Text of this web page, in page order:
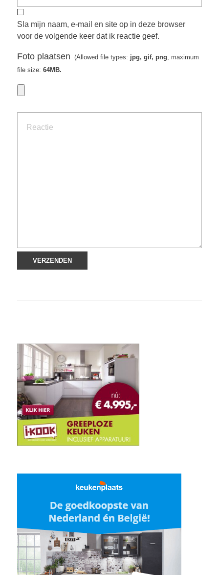
Sla mijn naam, e-mail en site op in deze browser
voor de volgende keer dat ik reactie geef.
Foto plaatsen (Allowed file types: jpg, gif, png, maximum
file size: 64MB.